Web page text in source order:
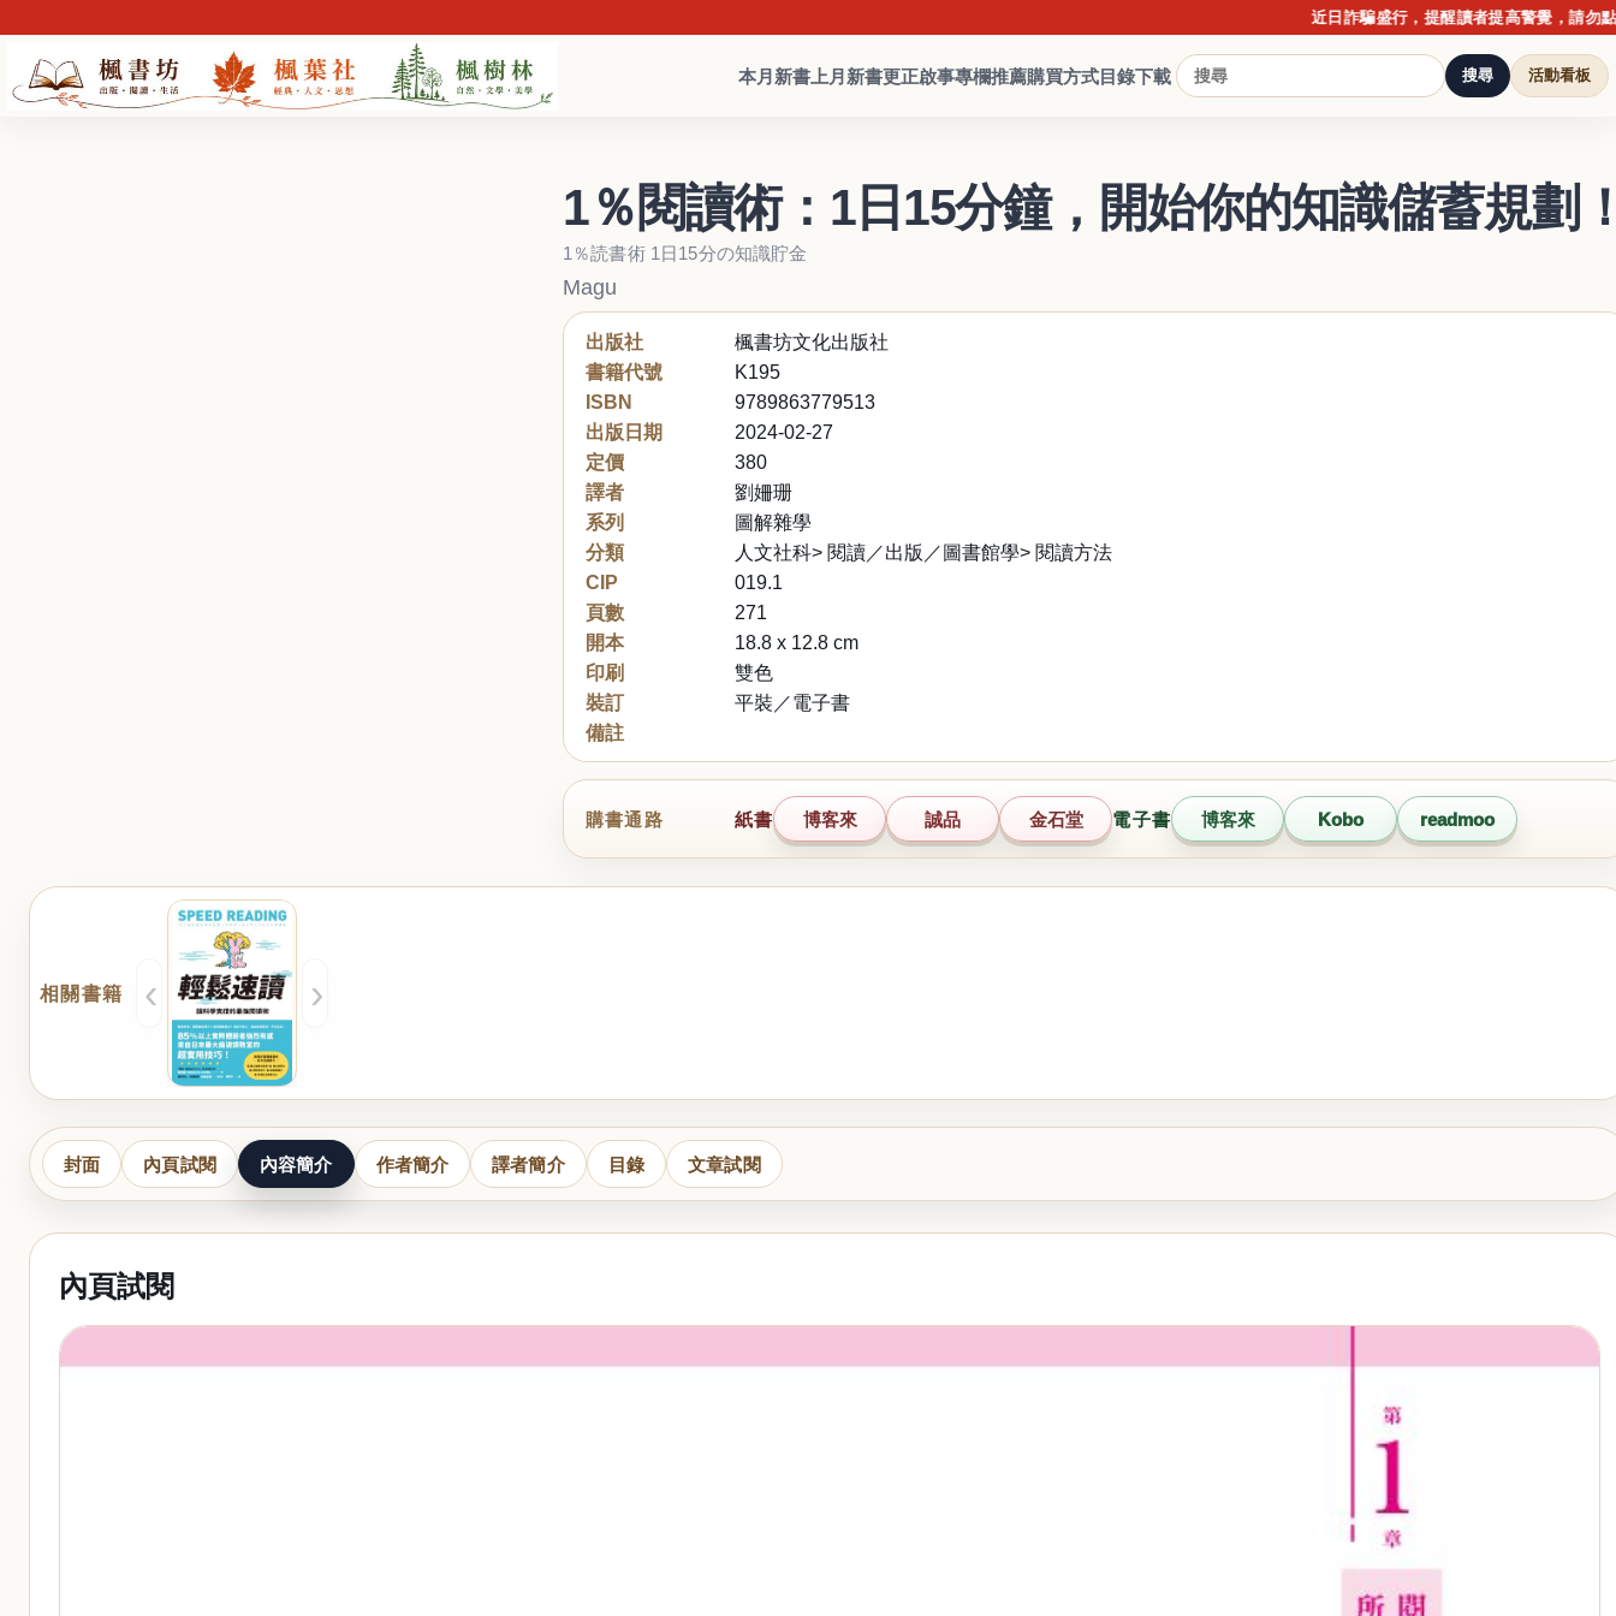
近日詐騙盛行，提醒讀者提高警覺，請勿點擊不
本月新書 上月新書更正啟事專欄推薦購買方式目錄下載 搜尋 活動看板
1％閱讀術：1日15分鐘，開始你的知識儲蓄規劃
1％読書術 1日15分の知識貯金
Magu
出版社
楓書坊文化出版社
書籍代號
K195
ISBN
9789863779513
出版日期
2024-02-27
定價
380
譯者
劉姍珊
系列
圖解雜學
分類
人文社科> 閱讀／出版／圖書館學> 閱讀方法
CIP
019.1
頁數
271
開本
18.8 x 12.8 cm
印刷
雙色
裝訂
平裝／電子書
備註
購書通路 紙書 博客來 誠品 金石堂 電子書 博客來 Kobo readmoo
相關書籍 ‹ ›
封面 內頁試閱 內容簡介 作者簡介 譯者簡介 目錄 文章試閱
內頁試閱